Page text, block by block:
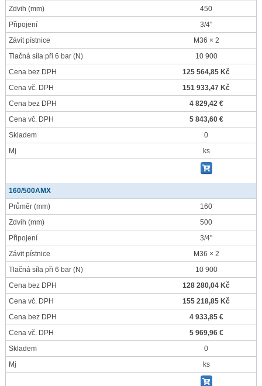
Zdvih (mm)
450
Připojení
3/4"
Závit pístnice
M36 × 2
Tlačná síla při 6 bar (N)
10 900
Cena bez DPH
125 564,85 Kč
Cena vč. DPH
151 933,47 Kč
Cena bez DPH
4 829,42 €
Cena vč. DPH
5 843,60 €
Skladem
0
Mj
ks
160/500AMX
Průměr (mm)
160
Zdvih (mm)
500
Připojení
3/4"
Závit pístnice
M36 × 2
Tlačná síla při 6 bar (N)
10 900
Cena bez DPH
128 280,04 Kč
Cena vč. DPH
155 218,85 Kč
Cena bez DPH
4 933,85 €
Cena vč. DPH
5 969,96 €
Skladem
0
Mj
ks